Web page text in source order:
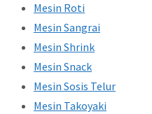
Mesin Roti
Mesin Sangrai
Mesin Shrink
Mesin Snack
Mesin Sosis Telur
Mesin Takoyaki